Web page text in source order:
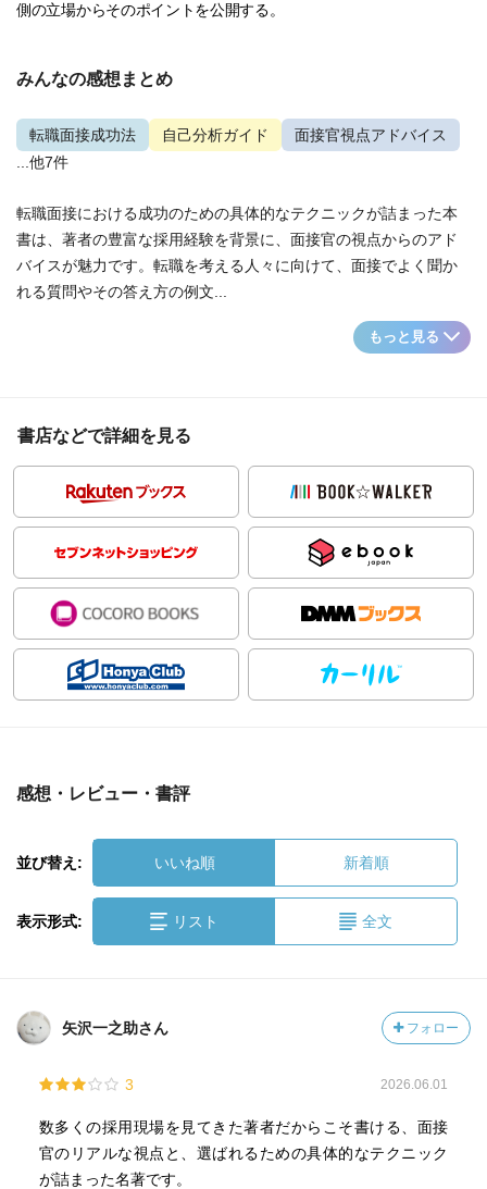
側の立場からそのポイントを公開する。
みんなの感想まとめ
転職面接成功法 自己分析ガイド
面接官視点アドバイス
...他7件
転職面接における成功のための具体的なテクニックが詰まった本
書は、著者の豊富な採用経験を背景に、面接官の視点からのアド
バイスが魅力です。転職を考える人々に向けて、面接でよく聞か
れる質問やその答え方の例文...
もっと見る
書店などで詳細を見る
感想・レビュー・書評
並び替え: いいね順 新着順
表示形式: リスト 全文
矢沢一之助さん フォロー
3 2026.06.01
数多くの採用現場を見てきた著者だからこそ書ける、面接
官のリアルな視点と、選ばれるための具体的なテクニック
が詰まった名著です。